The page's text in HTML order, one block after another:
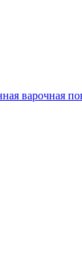
варочная